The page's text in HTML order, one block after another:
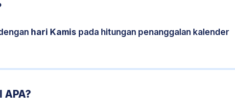
hari Kamis pada hitungan penanggalan kalender
APA?